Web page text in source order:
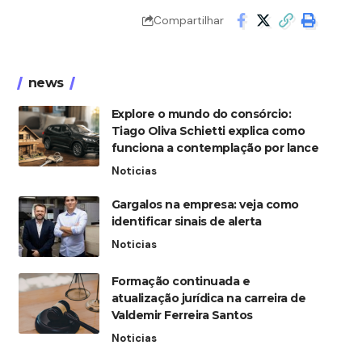
Compartilhar
news
Explore o mundo do consórcio:
Tiago Oliva Schietti explica como
funciona a contemplação por lance
Noticias
Gargalos na empresa: veja como
identificar sinais de alerta
Noticias
Formação continuada e
atualização jurídica na carreira de
Valdemir Ferreira Santos
Noticias